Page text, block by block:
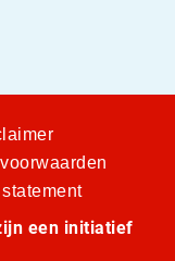
een initiatief